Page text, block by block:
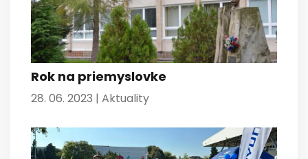
Rok na priemyslovke
28. 06. 2023 | Aktuality